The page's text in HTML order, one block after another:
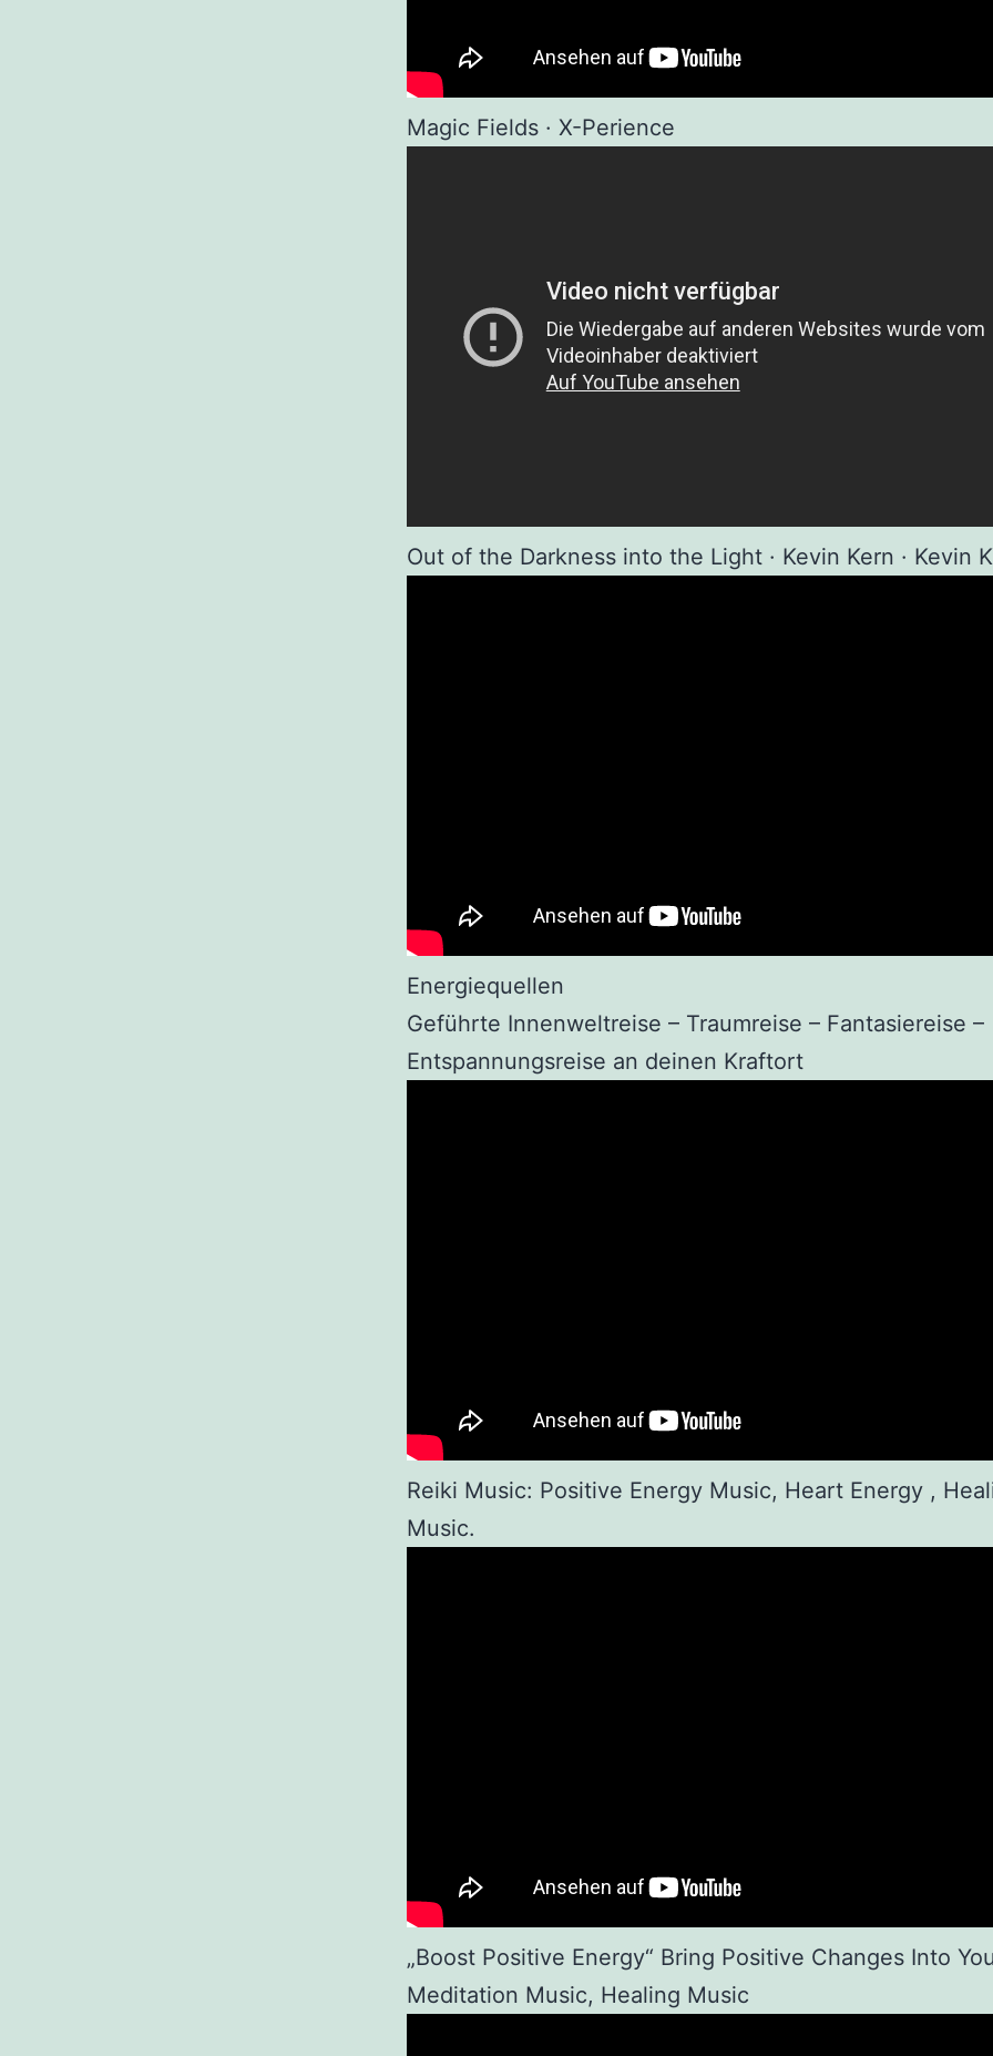
Magic Fields · X-Perience
Out of the Darkness into the Light · Kevin Kern · Kevin
Energiequellen
Geführte Innenweltreise – Traumreise – Fantasiereise –
Entspannungsreise an deinen Kraftort
Reiki Music: Positive Energy Music, Heart Energy ,
Music.
„Boost Positive Energy“ Bring Positive Changes Into
Meditation Music, Healing Music